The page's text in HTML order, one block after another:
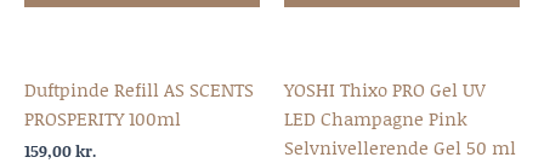
Duftpinde Refill AS SCENTS
PROSPERITY 100ml
159,00kr.
YOSHI Thixo PRO Gel UV
LED Champagne Pink
Selvnivellerende Gel 50 ml